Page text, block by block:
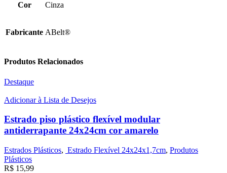
Cor Cinza
Fabricante ABelt®
Produtos Relacionados
Destaque
Adicionar à Lista de Desejos
Estrado piso plástico flexível modular
antiderrapante 24x24cm cor amarelo
Estrados Plásticos, Estrado Flexível 24x24x1,7cm, Produtos
Plásticos
R$ 15,99